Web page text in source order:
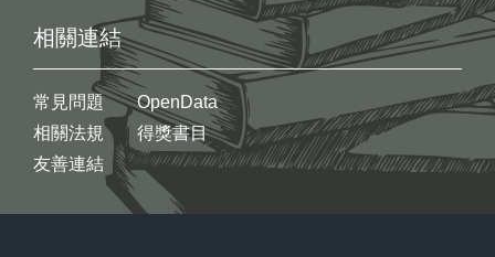
相關連結
常見問題
相關法規
友善連結
OpenData
得獎書目